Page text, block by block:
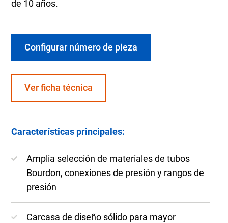
de 10 años.
Configurar número de pieza
Ver ficha técnica
Características principales:
Amplia selección de materiales de tubos
Bourdon, conexiones de presión y rangos de
presión
Carcasa de diseño sólido para mayor